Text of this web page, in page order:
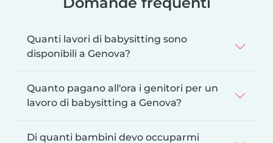
Quanti lavori di babysitting sono
disponibili a Genova?
Quanto pagano all'ora i genitori per un
lavoro di babysitting a Genova?
Di quanti bambini devo occuparmi